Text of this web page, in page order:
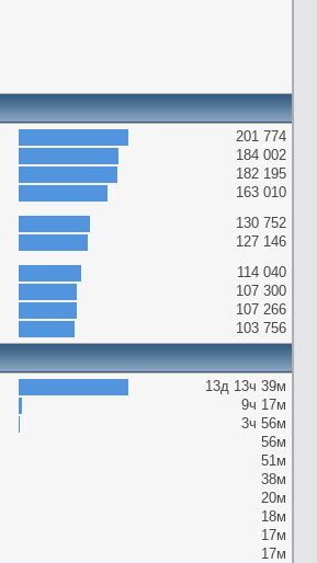
201 774
184 002
182 195
163 010
130 752
127 146
114 040
107 300
107 266
103 756
13д 13ч 39м
9ч 17м
3ч 56м
56м
51м
38м
20м
18м
17м
17м